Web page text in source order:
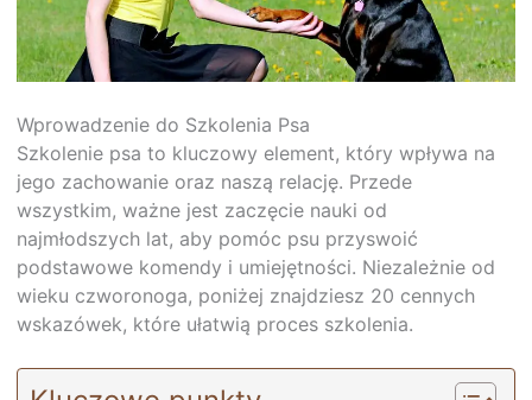
Wprowadzenie do Szkolenia Psa
Szkolenie psa to kluczowy element, który wpływa na
jego zachowanie oraz naszą relację. Przede
wszystkim, ważne jest zaczęcie nauki od
najmłodszych lat, aby pomóc psu przyswoić
podstawowe komendy i umiejętności. Niezależnie od
wieku czworonoga, poniżej znajdziesz 20 cennych
wskazówek, które ułatwią proces szkolenia.